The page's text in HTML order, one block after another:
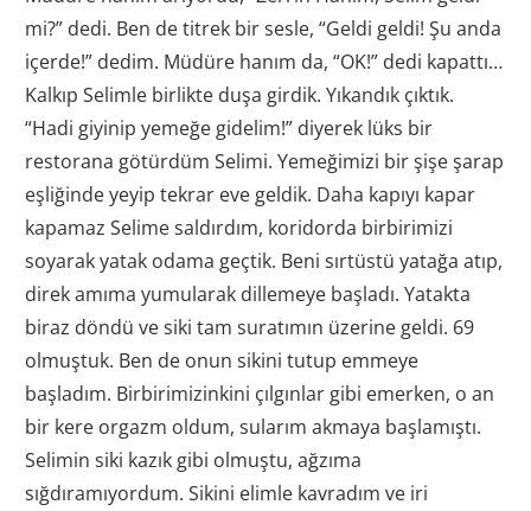
mi?” dedi. Ben de titrek bir sesle, “Geldi geldi! Şu anda
içerde!” dedim. Müdüre hanım da, “OK!” dedi kapattı…
Kalkıp Selimle birlikte duşa girdik. Yıkandık çıktık.
“Hadi giyinip yemeğe gidelim!” diyerek lüks bir
restorana götürdüm Selimi. Yemeğimizi bir şişe şarap
eşliğinde yeyip tekrar eve geldik. Daha kapıyı kapar
kapamaz Selime saldırdım, koridorda birbirimizi
soyarak yatak odama geçtik. Beni sırtüstü yatağa atıp,
direk amıma yumularak dillemeye başladı. Yatakta
biraz döndü ve siki tam suratımın üzerine geldi. 69
olmuştuk. Ben de onun sikini tutup emmeye
başladım. Birbirimizinkini çılgınlar gibi emerken, o an
bir kere orgazm oldum, sularım akmaya başlamıştı.
Selimin siki kazık gibi olmuştu, ağzıma
sığdıramıyordum. Sikini elimle kavradım ve iri